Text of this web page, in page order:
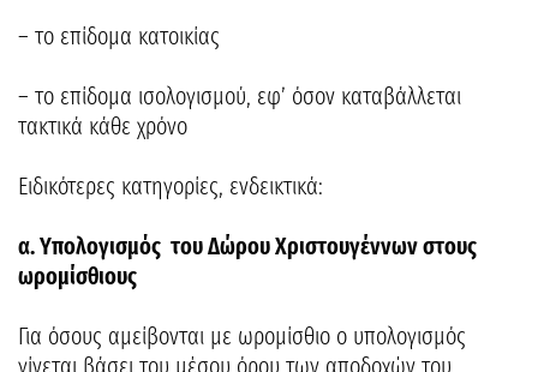
– το επίδομα κατοικίας
– το επίδομα ισολογισμού, εφ’ όσον καταβάλλεται
τακτικά κάθε χρόνο
Ειδικότερες κατηγορίες, ενδεικτικά:
α. Υπολογισμός του Δώρου Χριστουγέννων στους
ωρομίσθιους
Για όσους αμείβονται με ωρομίσθιο ο υπολογισμός
γίνεται βάσει του μέσου όρου των αποδοχών του